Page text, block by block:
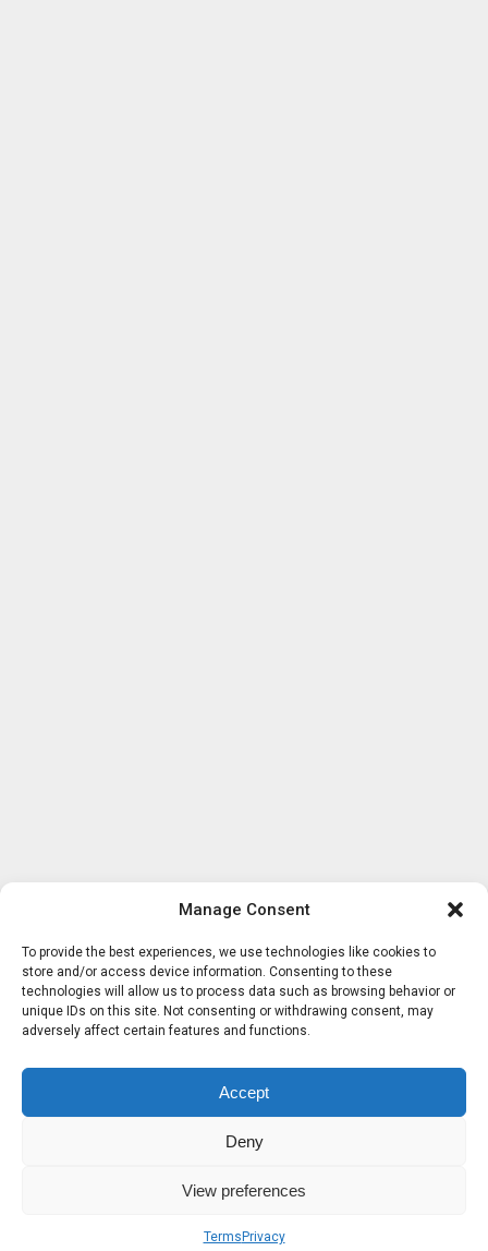
Manage Consent
To provide the best experiences, we use technologies like cookies to
store and/or access device information. Consenting to these
technologies will allow us to process data such as browsing behavior or
unique IDs on this site. Not consenting or withdrawing consent, may
adversely affect certain features and functions.
Accept
Deny
View preferences
Terms Privacy
Sobre nosotros Términos